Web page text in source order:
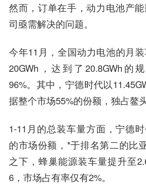
然而，订单在手，动力电池产
司亟需解决的问题。
今年11月，全国动力电池的月
20GWh，达到了20.8GWh的
96%。其中，宁德时代以
据整个市场55%的份额，独占鳌头
1-11月的总装车量方面，宁德
的市场份额，*于排名第二的比
之下，蜂巢能源装车量提升至
6，市场占有率仅有2%。